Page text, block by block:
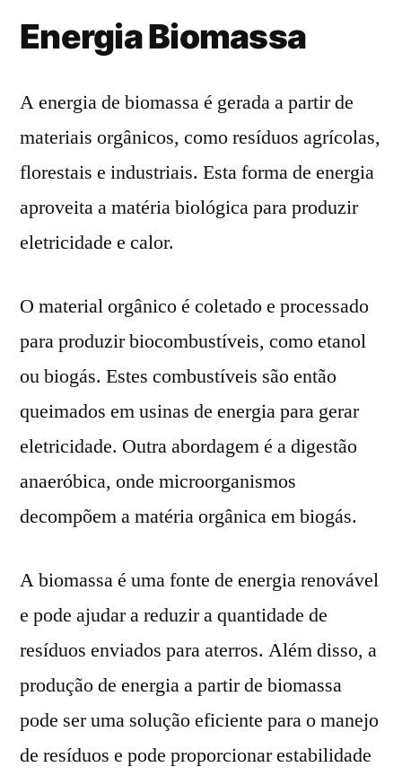
Energia Biomassa
A energia de biomassa é gerada a partir de
materiais orgânicos, como resíduos agrícolas,
florestais e industriais. Esta forma de energia
aproveita a matéria biológica para produzir
eletricidade e calor.
O material orgânico é coletado e processado
para produzir biocombustíveis, como etanol
ou biogás. Estes combustíveis são então
queimados em usinas de energia para gerar
eletricidade. Outra abordagem é a digestão
anaeróbica, onde microorganismos
decompõem a matéria orgânica em biogás.
A biomassa é uma fonte de energia renovável
e pode ajudar a reduzir a quantidade de
resíduos enviados para aterros. Além disso, a
produção de energia a partir de biomassa
pode ser uma solução eficiente para o manejo
de resíduos e pode proporcionar estabilidade